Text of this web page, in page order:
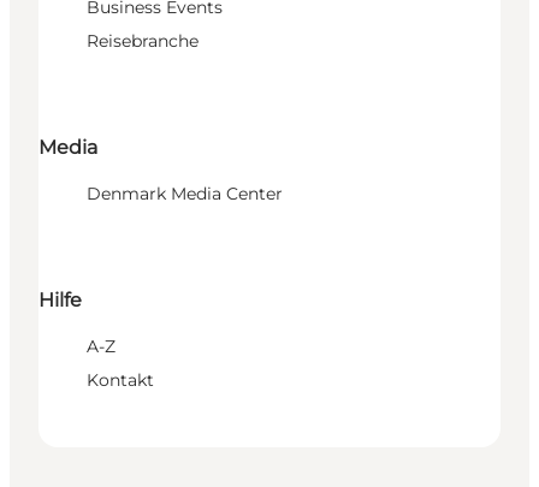
Business Events
Reisebranche
Media
Denmark Media Center
Hilfe
A-Z
Kontakt